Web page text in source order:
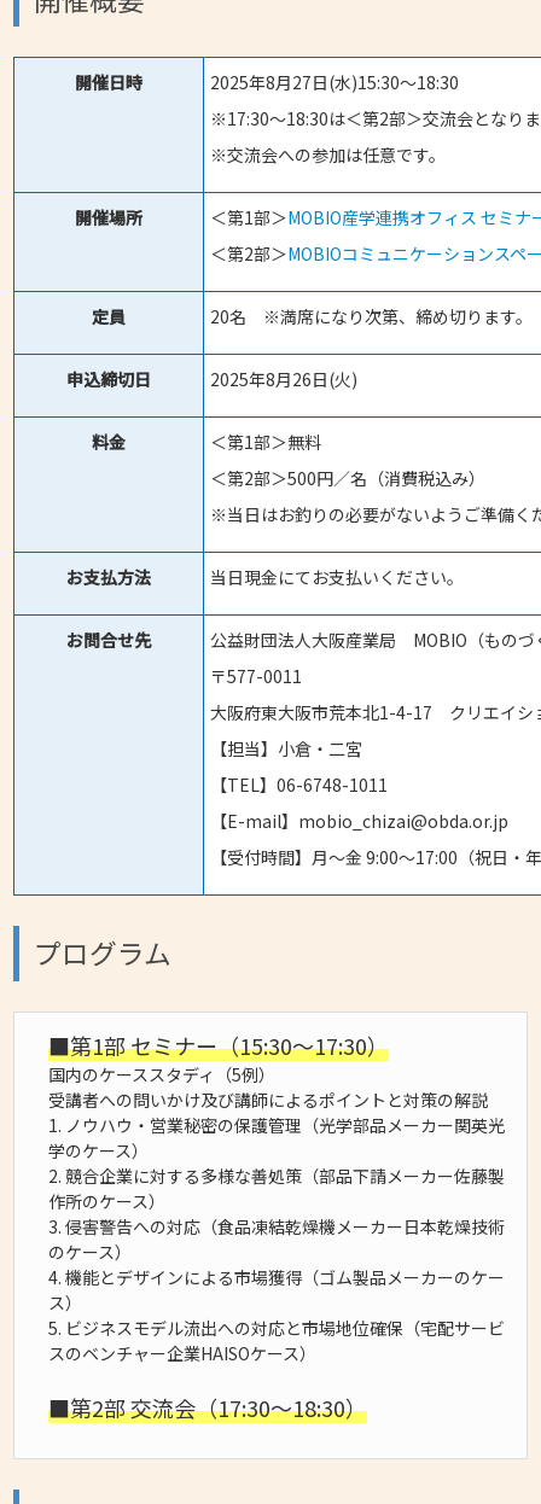
開催日時
2025年8月27日(水)15:30～18:30
※17:30～18:30は＜第2部＞交流会となり
※交流会への参加は任意です。
開催場所 ＜第1部＞MOBIO産学連携オフィス セミ
＜第2部＞MOBIOコミュニケーションスペ
定員 20名 ※満席になり次第、締め切ります。
申込締切日 2025年8月26日(火)
料金
＜第1部＞無料
＜第2部＞500円／名（消費税込み）
※当日はお釣りの必要がないようご準備く
お支払方法 当日現金にてお支払いください。
お問合せ先
公益財団法人大阪産業局 MOBIO（ものづ
〒577-0011
大阪府東大阪市荒本北1-4-17 クリエイシ
【担当】小倉・二宮
【TEL】06-6748-1011
【E-mail】mobio_chizai@obda.or.jp
【受付時間】月～金 9:00～17:00（祝日・
プログラム
■第1部 セミナー（15:30～17:30）
国内のケーススタディ（5例）
受講者への問いかけ及び講師によるポイントと対策の解説
1. ノウハウ・営業秘密の保護管理（光学部品メーカー関英光
学のケース）
2. 競合企業に対する多様な善処策（部品下請メーカー佐藤製
作所のケース）
3. 侵害警告への対応（食品凍結乾燥機メーカー日本乾燥技術
のケース）
4. 機能とデザインによる市場獲得（ゴム製品メーカーのケー
ス）
5. ビジネスモデル流出への対応と市場地位確保（宅配サービ
スのベンチャー企業HAISOケース）
■第2部 交流会（17:30～18:30）